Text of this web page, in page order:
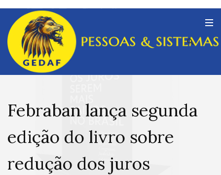
Febraban lança segunda
edição do livro sobre
redução dos juros